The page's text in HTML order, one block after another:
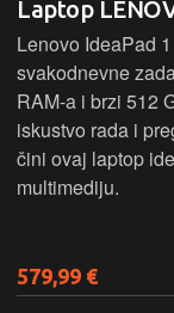
Laptop
Lenovo IdeaPad
svakodnevne
RAM-a i brzi 512
iskustvo rada i
čini ovaj laptop
multimediju.
579,99 €